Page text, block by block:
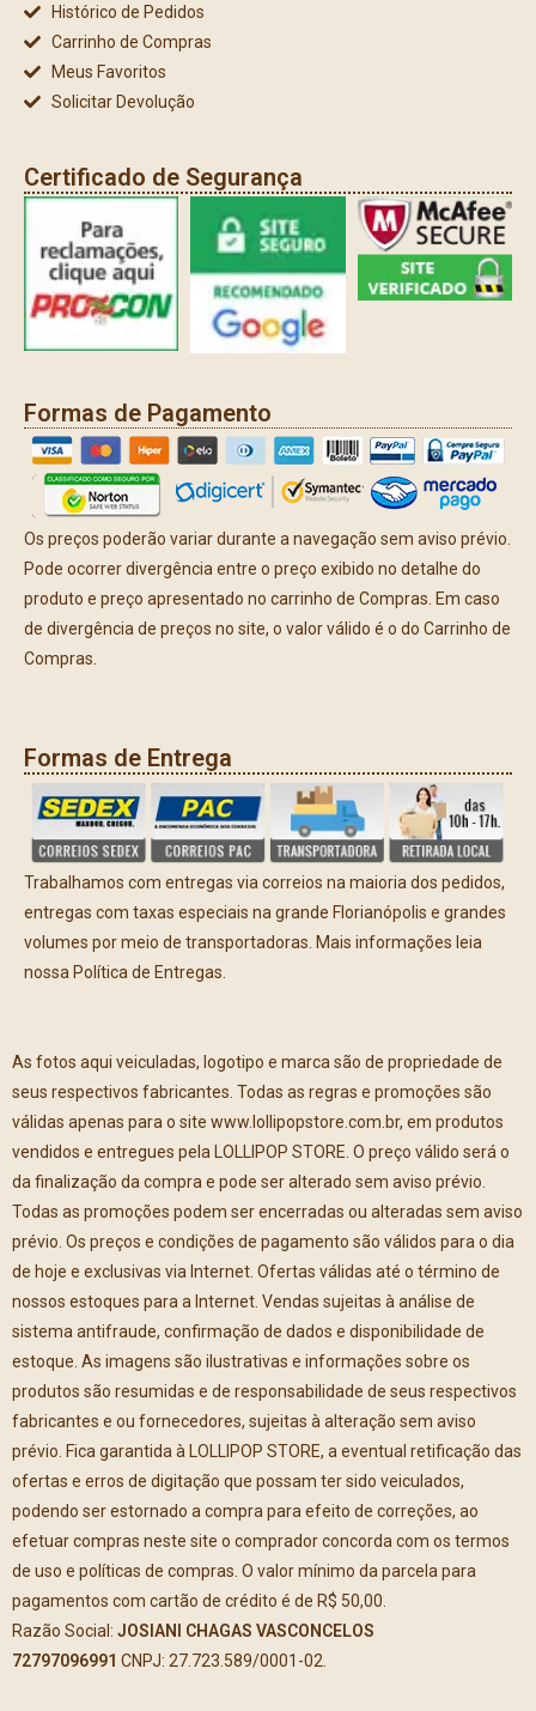
Histórico de Pedidos
Carrinho de Compras
Meus Favoritos
Solicitar Devolução
Certificado de Segurança
Formas de Pagamento
Os preços poderão variar durante a navegação sem aviso prévio.
Pode ocorrer divergência entre o preço exibido no detalhe do
produto e preço apresentado no carrinho de Compras. Em caso
de divergência de preços no site, o valor válido é o do Carrinho de
Compras.
Formas de Entrega
Trabalhamos com entregas via correios na maioria dos pedidos,
entregas com taxas especiais na grande Florianópolis e grandes
volumes por meio de transportadoras. Mais informações leia
nossa Política de Entregas.
As fotos aqui veiculadas, logotipo e marca são de propriedade de
seus respectivos fabricantes. Todas as regras e promoções são
válidas apenas para o site www.lollipopstore.com.br, em produtos
vendidos e entregues pela LOLLIPOP STORE. O preço válido será o
da finalização da compra e pode ser alterado sem aviso prévio.
Todas as promoções podem ser encerradas ou alteradas sem aviso
prévio. Os preços e condições de pagamento são válidos para o dia
de hoje e exclusivas via Internet. Ofertas válidas até o término de
nossos estoques para a Internet. Vendas sujeitas à análise de
sistema antifraude, confirmação de dados e disponibilidade de
estoque. As imagens são ilustrativas e informações sobre os
produtos são resumidas e de responsabilidade de seus respectivos
fabricantes e ou fornecedores, sujeitas à alteração sem aviso
prévio. Fica garantida à LOLLIPOP STORE, a eventual retificação das
ofertas e erros de digitação que possam ter sido veiculados,
podendo ser estornado a compra para efeito de correções, ao
efetuar compras neste site o comprador concorda com os termos
de uso e políticas de compras. O valor mínimo da parcela para
pagamentos com cartão de crédito é de R$ 50,00.
Razão Social: JOSIANI CHAGAS VASCONCELOS
72797096991 CNPJ: 27.723.589/0001-02.